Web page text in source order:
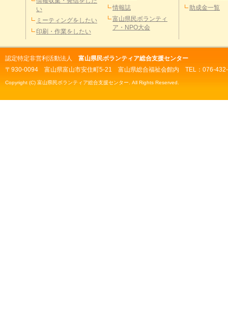
い
ミーティングをしたい
印刷・作業をしたい
情報誌
富山県民ボランティ
ア・NPO大会
助成金一覧
認定特定非営利活動法人 富山県民ボランティア総合支援センター
〒930-0094 富山県富山市安住町5-21 富山県総合福祉会館内 TEL：076-
Copyright (C) 富山県民ボランティア総合支援センター. All Rights Reserved.